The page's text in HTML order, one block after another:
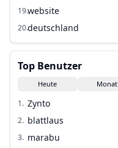
19.website
20.deutschland
Top Benutzer
Heute Monat
1. Zynto
2. blattlaus
3. marabu